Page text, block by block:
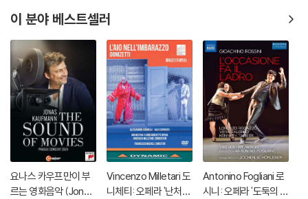
이 분야 베스트셀러
요나스 카우프만이 부
르는 영화음악 (Jonas
Vincenzo Milletari 도
니체티: 오페라 '난처한
Antonino Fogliani 로
시니: 오페라 '도둑의 기